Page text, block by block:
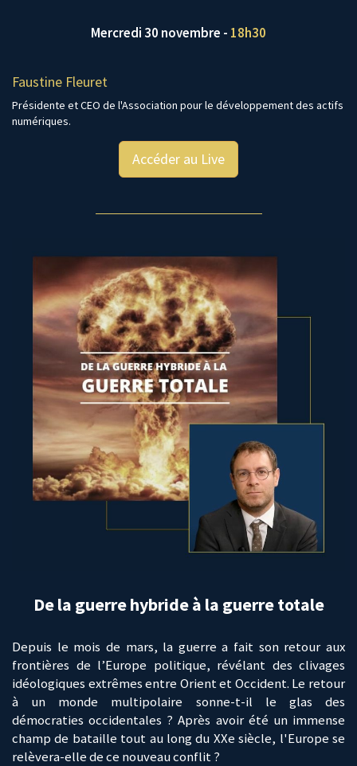
Mercredi 30 novembre - 18h30
Faustine Fleuret
Présidente et CEO de l'Association pour le développement des actifs
numériques.
Accéder au Live
De la guerre hybride à la guerre totale
Depuis le mois de mars, la guerre a fait son retour aux
frontières de l’Europe politique, révélant des clivages
idéologiques extrêmes entre Orient et Occident. Le retour
à un monde multipolaire sonne-t-il le glas des
démocraties occidentales ? Après avoir été un immense
champ de bataille tout au long du XXe siècle, l'Europe se
relèvera-elle de ce nouveau conflit ?